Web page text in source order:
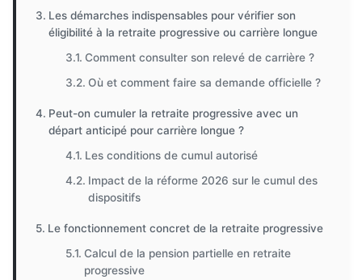
Les démarches indispensables pour vérifier son
éligibilité à la retraite progressive ou carrière longue
Comment consulter son relevé de carrière ?
Où et comment faire sa demande officielle ?
Peut-on cumuler la retraite progressive avec un
départ anticipé pour carrière longue ?
Les conditions de cumul autorisé
Impact de la réforme 2026 sur le cumul des
dispositifs
Le fonctionnement concret de la retraite progressive
Calcul de la pension partielle en retraite
progressive